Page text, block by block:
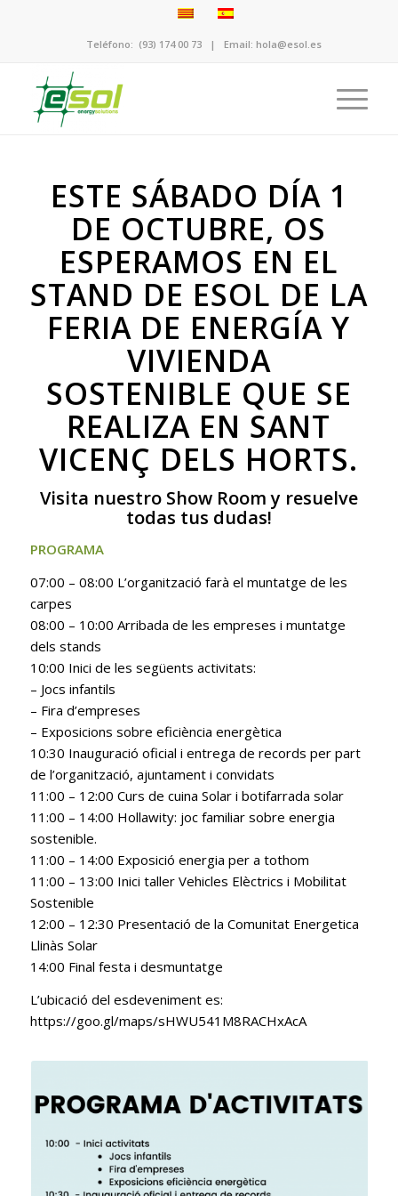
Teléfono: (93) 174 00 73 | Email:hola@esol.es
ESTE SÁBADO DÍA 1
DE OCTUBRE, OS
ESPERAMOS EN EL
STAND DE ESOL DE LA
FERIA DE ENERGÍA Y
VIVIENDA
SOSTENIBLE QUE SE
REALIZA EN SANT
VICENÇ DELS HORTS.
Visita nuestro Show Room y resuelve
todas tus dudas!
PROGRAMA
07:00 – 08:00 L’organització farà el muntatge de les
carpes
08:00 – 10:00 Arribada de les empreses i muntatge
dels stands
10:00 Inici de les següents activitats:
– Jocs infantils
– Fira d’empreses
– Exposicions sobre eficiència energètica
10:30 Inauguració oficial i entrega de records per part
de l’organització, ajuntament i convidats
11:00 – 12:00 Curs de cuina Solar i botifarrada solar
11:00 – 14:00 Hollawity: joc familiar sobre energia
sostenible.
11:00 – 14:00 Exposició energia per a tothom
11:00 – 13:00 Inici taller Vehicles Elèctrics i Mobilitat
Sostenible
12:00 – 12:30 Presentació de la Comunitat Energetica
Llinàs Solar
14:00 Final festa i desmuntatge
L’ubicació del esdeveniment es:
https://goo.gl/maps/sHWU541M8RACHxAcA